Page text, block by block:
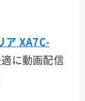
ア XA7C-
に動画配信